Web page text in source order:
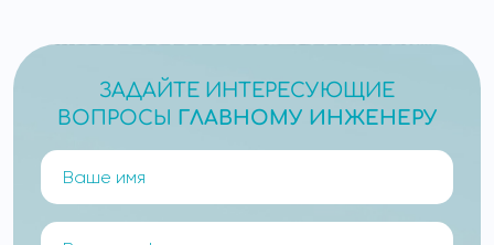
ЗАДАЙТЕ ИНТЕРЕСУЮЩИЕ
ВОПРОСЫ ГЛАВНОМУ ИНЖЕНЕРУ